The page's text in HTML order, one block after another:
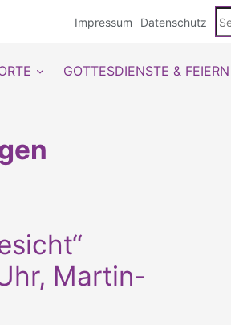
Impressum Datenschutz
GOTTESDIENSTE & FEIERN
Martin-